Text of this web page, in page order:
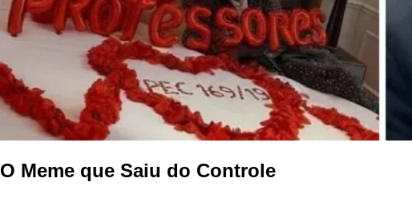
O Meme que Saiu do Controle